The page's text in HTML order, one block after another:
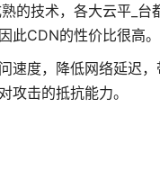
的技术，各大云平_台
此CDN的性价比很高。
速度，降低网络延迟
攻击的抵抗能力。